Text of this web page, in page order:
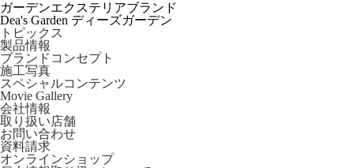
ガーデンエクステリアブランド
Dea's Garden ディーズガーデン
トピックス
製品情報
ブランドコンセプト
施工写真
スペシャルコンテンツ
Movie Gallery
会社情報
取り扱い店舗
お問い合わせ
資料請求
オンラインショップ